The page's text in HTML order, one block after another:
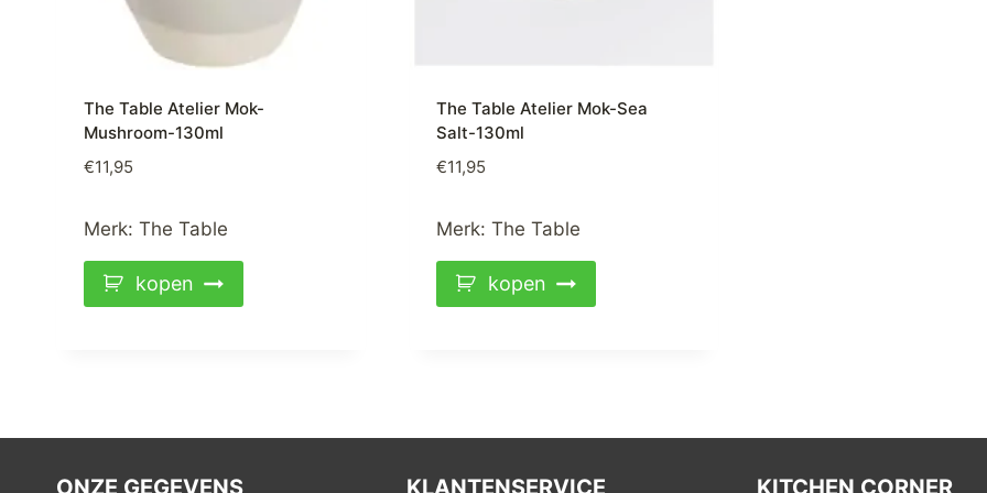
The Table Atelier Mok-
Mushroom-130ml
€11,95
Merk: The Table
kopen
The Table Atelier Mok-Sea
Salt-130ml
€11,95
Merk: The Table
kopen
ONZE GEGEVENS KLANTENSERVICE KITCHEN CORNER